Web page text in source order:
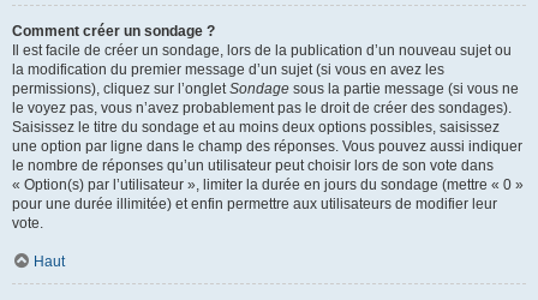
Comment créer un sondage ?
Il est facile de créer un sondage, lors de la publication d’un nouveau sujet ou
la modification du premier message d’un sujet (si vous en avez les
permissions), cliquez sur l’ongletSondage sous la partie message (si vous ne
le voyez pas, vous n’avez probablement pas le droit de créer des sondages).
Saisissez le titre du sondage et au moins deux options possibles, saisissez
une option par ligne dans le champ des réponses. Vous pouvez aussi indiquer
le nombre de réponses qu’un utilisateur peut choisir lors de son vote dans
« Option(s) par l’utilisateur », limiter la durée en jours du sondage (mettre « 0 »
pour une durée illimitée) et enfin permettre aux utilisateurs de modifier leur
vote.
Haut